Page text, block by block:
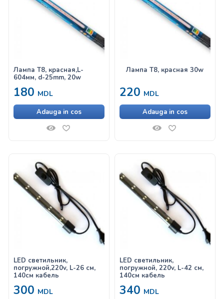
Лампа T8, красная,L-
604мм, d-25mm, 20w
180 MDL
Adauga in cos
Лампа T8, красная 30w
220 MDL
Adauga in cos
LED светильник,
погружной,220v, L-26 см,
140см кабель
300 MDL
LED светильник,
погружной, 220v, L-42 см,
140см кабель
340 MDL